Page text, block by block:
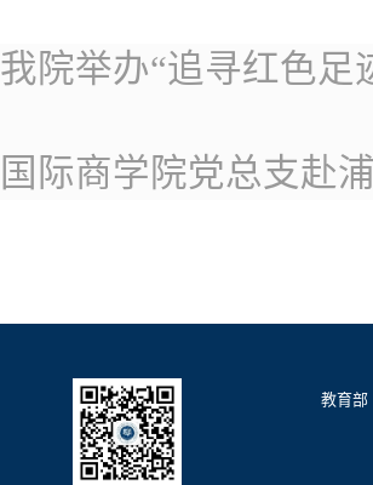
我院举办“追寻红色足
国际商学院党总支赴
教育部